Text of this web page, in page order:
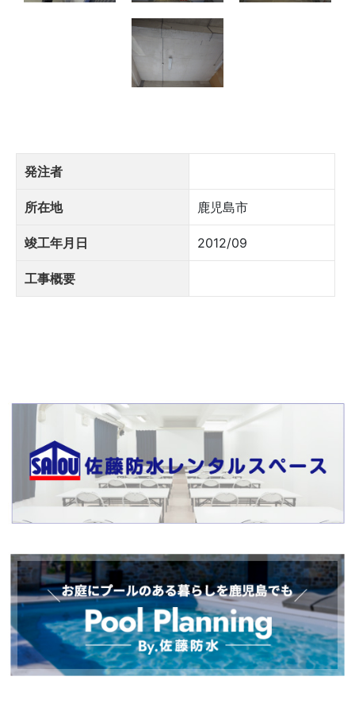
発注者
所在地 鹿児島市
竣工年月日 2012/09
工事概要